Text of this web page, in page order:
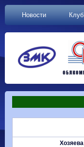
Новости Клуб
Хозяева